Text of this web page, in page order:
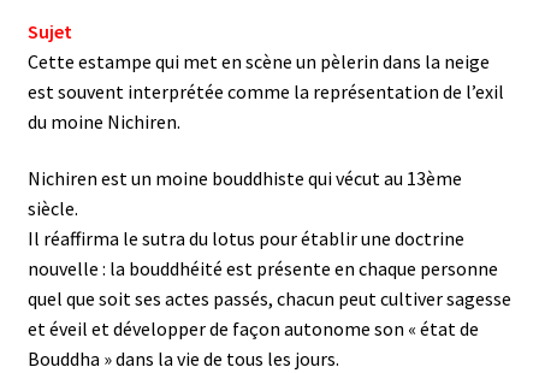
Sujet
Cette estampe qui met en scène un pèlerin dans la neige
est souvent interprétée comme la représentation de l’exil
du moine Nichiren.
Nichiren est un moine bouddhiste qui vécut au 13ème
siècle.
Il réaffirma le sutra du lotus pour établir une doctrine
nouvelle : la bouddhéité est présente en chaque personne
quel que soit ses actes passés, chacun peut cultiver sagesse
et éveil et développer de façon autonome son « état de
Bouddha » dans la vie de tous les jours.